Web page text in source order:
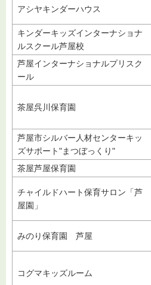
アシヤキンダーハウス
キンダーキッズインターナショナ
ルスクール芦屋校
芦屋インターナショナルプリスク
ール
茶屋呉川保育園
芦屋市シルバー人材センターキッ
ズサポート"まつぼっくり"
茶屋芦屋保育園
チャイルドハート保育サロン「芦
屋園」
みのり保育園 芦屋
コグマキッズルーム